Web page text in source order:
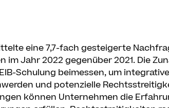
eine 7,7-fach gesteigerte
im Jahr 2022 gegenüber 2021. Die
Schulung beimessen, um
und potenzielle
können Unternehmen die